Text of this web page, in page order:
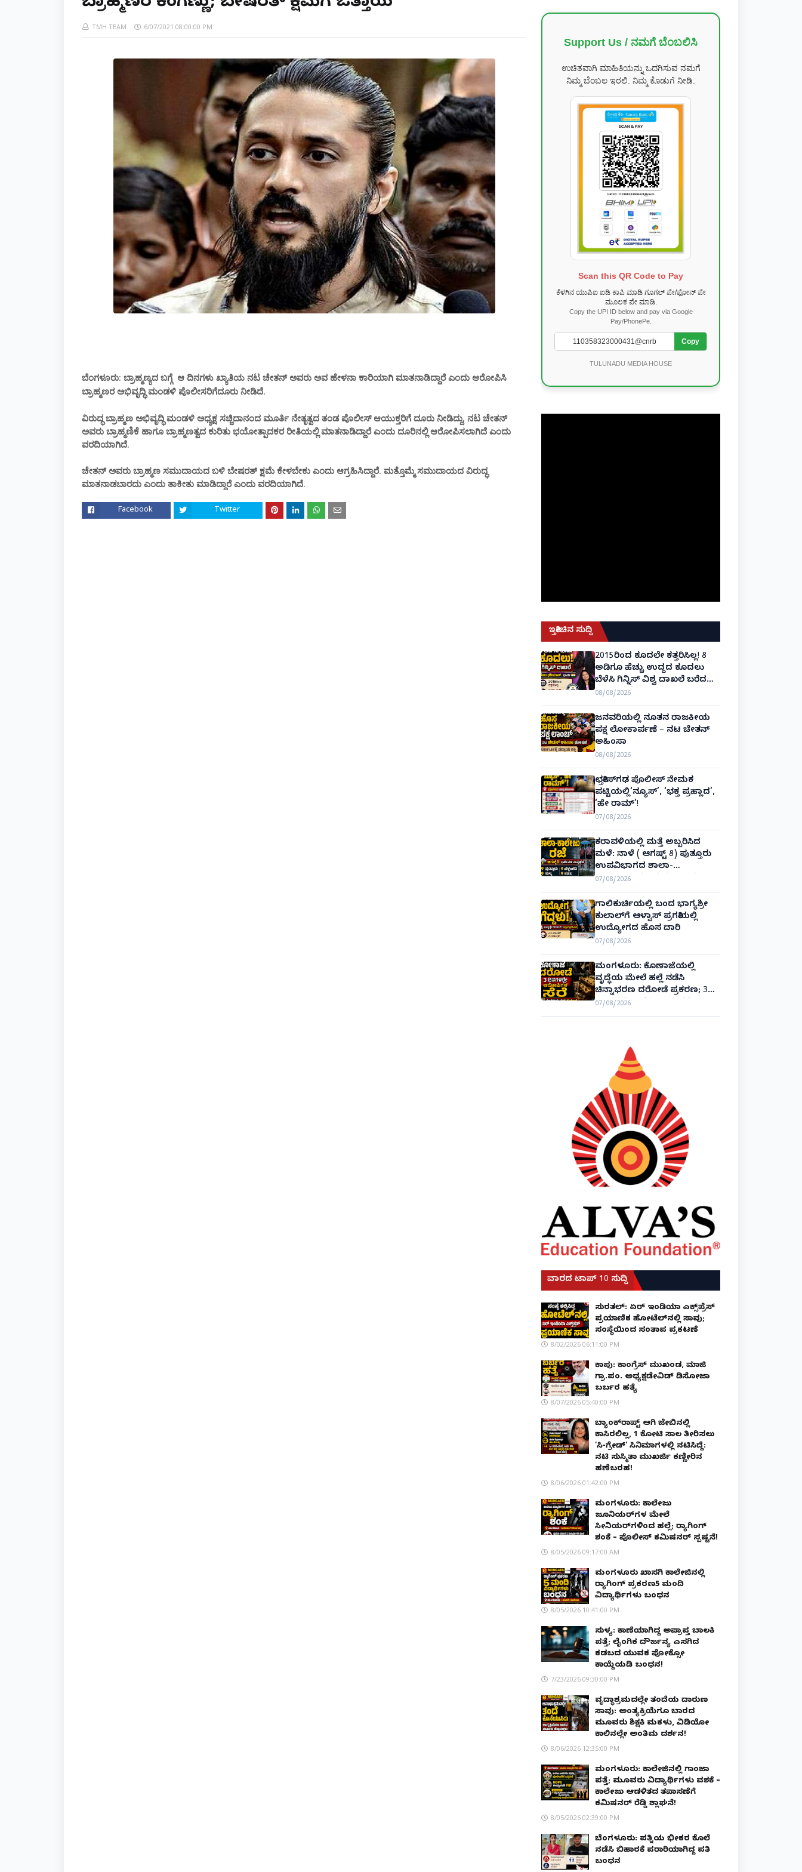
TMH TEAM 6/07/2021 08:00:00 PM
ಬೆಂಗಳೂರು: ಬ್ರಾಹ್ಮಣ್ಯದ ಬಗ್ಗೆ ಆ ದಿನಗಳು ಖ್ಯಾತಿಯ ನಟ ಚೇತನ್ ಅವರು ಅವ ಹೇಳನಾ ಕಾರಿಯಾಗಿ ಮಾತನಾಡಿದ್ದಾರೆ ಎಂದು ಆರೋಪಿಸಿ
ಬ್ರಾಹ್ಮಣರ ಅಭಿವೃದ್ಧಿ ಮಂಡಳಿ ಪೊಲೀಸರಿಗೆದೂರು ನೀಡಿದೆ.
ವಿರುದ್ಧ ಬ್ರಾಹ್ಮಣ ಅಭಿವೃದ್ಧಿ ಮಂಡಳಿ ಅಧ್ಯಕ್ಷ ಸಚ್ಚಿದಾನಂದ ಮೂರ್ತಿ ನೇತೃತ್ವದ ತಂಡ ಪೊಲೀಸ್ ಆಯುಕ್ತರಿಗೆ ದೂರು ನೀಡಿದ್ದು, ನಟ ಚೇತನ್
ಅವರು ಬ್ರಾಹ್ಮಣಿಕೆ ಹಾಗೂ ಬ್ರಾಹ್ಮಣತ್ವದ ಕುರಿತು ಭಯೋತ್ಪಾದಕರ ರೀತಿಯಲ್ಲಿ ಮಾತನಾಡಿದ್ದಾರೆ ಎಂದು ದೂರಿನಲ್ಲಿ ಆರೋಪಿಸಲಾಗಿದೆ ಎಂದು
ವರದಿಯಾಗಿದೆ.
ಚೇತನ್​ ಅವರು ಬ್ರಾಹ್ಮಣ ಸಮುದಾಯದ ಬಳಿ ಬೇಷರತ್ ಕ್ಷಮೆ ಕೇಳಬೇಕು ಎಂದು ಆಗ್ರಹಿಸಿದ್ದಾರೆ. ಮತ್ತೊಮ್ಮೆ ಸಮುದಾಯದ ವಿರುದ್ಧ
ಮಾತನಾಡಬಾರದು ಎಂದು ತಾಕೀತು ಮಾಡಿದ್ದಾರೆ ಎಂದು ವರದಿಯಾಗಿದೆ.
Facebook Twitter
Support Us / ನಮಗೆ ಬೆಂಬಲಿಸಿ
ಉಚಿತವಾಗಿ ಮಾಹಿತಿಯನ್ನು ಒದಗಿಸುವ ನಮಗೆ
ನಿಮ್ಮ ಬೆಂಬಲ ಇರಲಿ. ನಿಮ್ಮ ಕೊಡುಗೆ ನೀಡಿ.
Scan this QR Code to Pay
ಕೆಳಗಿನ ಯುಪಿಐ ಐಡಿ ಕಾಪಿ ಮಾಡಿ ಗೂಗಲ್ ಪೇ/ಫೋನ್ ಪೇ
ಮೂಲಕ ಪೇ ಮಾಡಿ.
Copy the UPI ID below and pay via Google
Pay/PhonePe.
Copy
TULUNADU MEDIA HOUSE
ಇತ್ತೀಚಿನ ಸುದ್ದಿ
2015ರಿಂದ ಕೂದಲೇ ಕತ್ತರಿಸಿಲ್ಲ! 8
ಅಡಿಗೂ ಹೆಚ್ಚು ಉದ್ದದ ಕೂದಲು
ಬೆಳೆಸಿ ಗಿನ್ನಿಸ್ ವಿಶ್ವ ದಾಖಲೆ ಬರೆದ
ಭಾರತದ ರೇಣು ಧರಿಯಾಲ್!
08/08/2026
ಜನವರಿಯಲ್ಲಿ ನೂತನ ರಾಜಕೀಯ
ಪಕ್ಷ ಲೋಕಾರ್ಪಣೆ – ನಟ ಚೇತನ್
ಅಹಿಂಸಾ
08/08/2026
ಛತ್ತೀಸ್‌ಗಢ ಪೊಲೀಸ್ ನೇಮಕ
ಪಟ್ಟಿಯಲ್ಲಿ‘ನ್ಯೂಸ್’, ‘ಭಕ್ತ ಪ್ರಹ್ಲಾದ’,
‘ಹೇ ರಾಮ್’!
07/08/2026
ಕರಾವಳಿಯಲ್ಲಿ ಮತ್ತೆ ಅಬ್ಬರಿಸಿದ
ಮಳೆ: ನಾಳೆ ( ಆಗಷ್ಟ್ 8) ಪುತ್ತೂರು
ಉಪವಿಭಾಗದ ಶಾಲಾ-
ಕಾಲೇಜುಗಳಿಗೆ ರಜೆ ಘೋಷಣೆ!
07/08/2026
ಗಾಲಿಕುರ್ಚಿಯಲ್ಲಿ ಬಂದ ಭಾಗ್ಯಶ್ರೀ
ಕುಲಾಲ್‌ಗೆ ಆಳ್ವಾಸ್ ಪ್ರಗತಿಯಲ್ಲಿ
ಉದ್ಯೋಗದ ಹೊಸ ದಾರಿ
07/08/2026
ಮಂಗಳೂರು: ಕೊಣಾಜೆಯಲ್ಲಿ
ವೃದ್ಧೆಯ ಮೇಲೆ ಹಲ್ಲೆ ನಡೆಸಿ
ಚಿನ್ನಾಭರಣ ದರೋಡೆ ಪ್ರಕರಣ; 3
ದಿನಗಳಲ್ಲೇ ಆರೋಪಿಗಳ ಸೆರೆ!
07/08/2026
ವಾರದ ಟಾಪ್ 10 ಸುದ್ದಿ
ಸುರತ್ಕಲ್: ಏರ್ ಇಂಡಿಯಾ ಎಕ್ಸ್‌ಪ್ರೆಸ್
ಪ್ರಯಾಣಿಕ ಹೋಟೆಲ್‌ನಲ್ಲಿ ಸಾವು;
ಸಂಸ್ಥೆಯಿಂದ ಸಂತಾಪ ಪ್ರಕಟಣೆ
8/02/2026 06:11:00 PM
ಕಾಪು: ಕಾಂಗ್ರೆಸ್ ಮುಖಂಡ, ಮಾಜಿ
ಗ್ರಾ.ಪಂ. ಅಧ್ಯಕ್ಷಡೇವಿಡ್ ಡಿಸೋಜಾ
ಬರ್ಬರ ಹತ್ಯೆ
8/07/2026 05:40:00 PM
ಬ್ಯಾಂಕ್‌ರಾಪ್ಟ್‌ ಆಗಿ ಜೇಬಿನಲ್ಲಿ
ಕಾಸಿರಲಿಲ್ಲ, ₹1 ಕೋಟಿ ಸಾಲ ತೀರಿಸಲು
'ಸಿ-ಗ್ರೇಡ್' ಸಿನಿಮಾಗಳಲ್ಲಿ ನಟಿಸಿದ್ದೆ:
ನಟಿ ಸುಸ್ಮಿತಾ ಮುಖರ್ಜಿ ಕಣ್ಣೀರಿನ
ಹಣೆಬರಹ!
8/06/2026 01:42:00 PM
ಮಂಗಳೂರು: ಕಾಲೇಜು
ಜೂನಿಯರ್‌ಗಳ ಮೇಲೆ
ಸೀನಿಯರ್‌ಗಳಿಂದ ಹಲ್ಲೆ; ರ‌್ಯಾಗಿಂಗ್
ಶಂಕೆ – ಪೊಲೀಸ್ ಕಮಿಷನರ್ ಸ್ಪಷ್ಟನೆ!
8/05/2026 09:17:00 AM
ಮಂಗಳೂರು ಖಾಸಗಿ ಕಾಲೇಜಿನಲ್ಲಿ
ರ‌್ಯಾಗಿಂಗ್ ಪ್ರಕರಣ5 ಮಂದಿ
ವಿದ್ಯಾರ್ಥಿಗಳು ಬಂಧನ
8/05/2026 10:41:00 PM
ಸುಳ್ಯ: ಕಾಣೆಯಾಗಿದ್ದ ಅಪ್ರಾಪ್ತ ಬಾಲಕಿ
ಪತ್ತೆ; ಲೈಂಗಿಕ ದೌರ್ಜನ್ಯ ಎಸಗಿದ
ಕಡಬದ ಯುವಕ ಪೋಕ್ಸೋ
ಕಾಯ್ದೆಯಡಿ ಬಂಧನ!
7/23/2026 09:30:00 PM
ವೃದ್ಧಾಶ್ರಮದಲ್ಲೇ ತಂದೆಯ ದಾರುಣ
ಸಾವು: ಅಂತ್ಯಕ್ರಿಯೆಗೂ ಬಾರದ
ಮೂವರು ಶಿಕ್ಷಕಿ ಮಕಳು, ವಿಡಿಯೋ
ಕಾಲಿನಲ್ಲೇ ಅಂತಿಮ ದರ್ಶನ!
8/06/2026 12:35:00 PM
ಮಂಗಳೂರು: ಕಾಲೇಜಿನಲ್ಲಿ ಗಾಂಜಾ
ಪತ್ತೆ; ಮೂವರು ವಿದ್ಯಾರ್ಥಿಗಳು ವಶಕ್ಕೆ –
ಕಾಲೇಜು ಆಡಳಿತದ ತಪಾಸಣೆಗೆ
ಕಮಿಷನರ್ ರೆಡ್ಡಿ ಶ್ಲಾಘನೆ!
8/05/2026 02:39:00 PM
ಬೆಂಗಳೂರು: ಪತ್ನಿಯ ಭೀಕರ ಕೊಲೆ
ನಡೆಸಿ ಬಿಹಾರಕ್ಕೆ ಪರಾರಿಯಾಗಿದ್ದ ಪತಿ
ಬಂಧನ